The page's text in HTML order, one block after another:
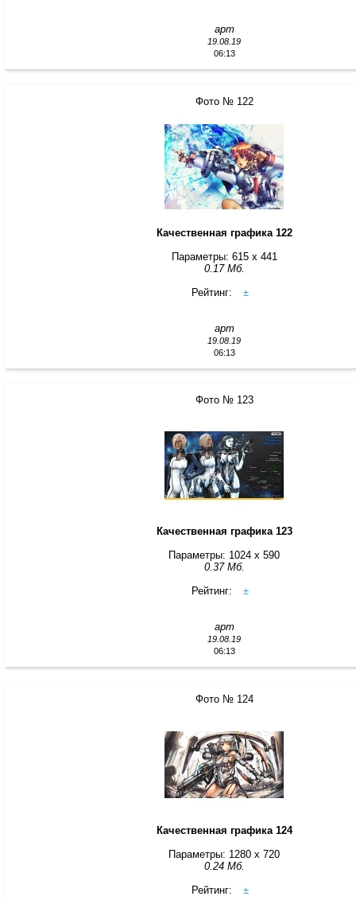
арт
19.08.19
06:13
Фото № 122
Качественная графика 122
Параметры: 615 x 441
0.17 Мб.
Рейтинг:
±
арт
19.08.19
06:13
Фото № 123
Качественная графика 123
Параметры: 1024 x 590
0.37 Мб.
Рейтинг:
±
арт
19.08.19
06:13
Фото № 124
Качественная графика 124
Параметры: 1280 x 720
0.24 Мб.
Рейтинг:
±